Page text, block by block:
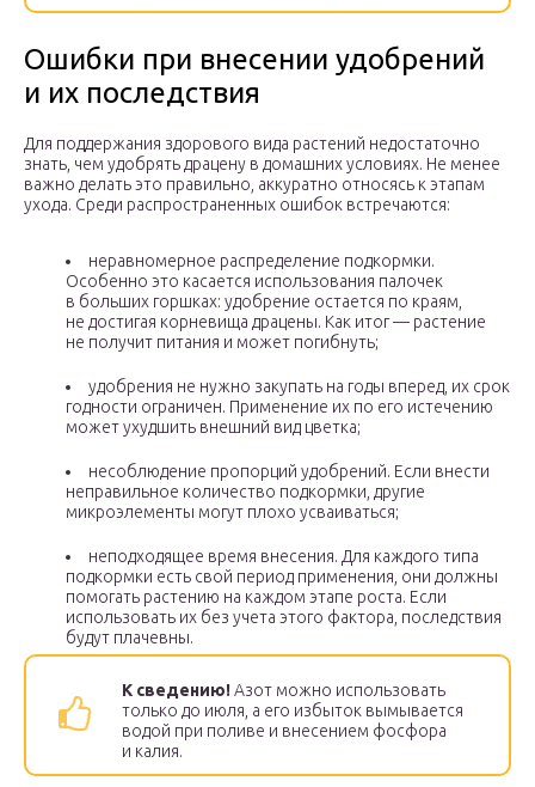
Ошибки при внесении удобрений
и их последствия
Для поддержания здорового вида растений недостаточно
знать, чем удобрять драцену в домашних условиях. Не менее
важно делать это правильно, аккуратно относясь к этапам
ухода. Среди распространенных ошибок встречаются:
неравномерное распределение подкормки.
Особенно это касается использования палочек
в больших горшках: удобрение остается по краям,
не достигая корневища драцены. Как итог — растение
не получит питания и может погибнуть;
удобрения не нужно закупать на годы вперед, их срок
годности ограничен. Применение их по его истечению
может ухудшить внешний вид цветка;
несоблюдение пропорций удобрений. Если внести
неправильное количество подкормки, другие
микроэлементы могут плохо усваиваться;
неподходящее время внесения. Для каждого типа
подкормки есть свой период применения, они должны
помогать растению на каждом этапе роста. Если
использовать их без учета этого фактора, последствия
будут плачевны.
К сведению!Азот можно использовать
только до июля, а его избыток вымывается
водой при поливе и внесением фосфора
и калия.